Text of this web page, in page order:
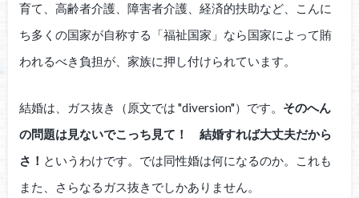
育て、高齢者介護、障害者介護、経済的扶助など、こんに
ち多くの国家が自称する「福祉国家」なら国家によって賄
われるべき負担が、家族に押し付けられています。
結婚は、ガス抜き（原文では "diversion"）です。 そのへん
の問題は見ないでこっち見て！ 結婚すれば大丈夫だから
さ！ というわけです。では同性婚は何になるのか。これも
また、さらなるガス抜きでしかありません。